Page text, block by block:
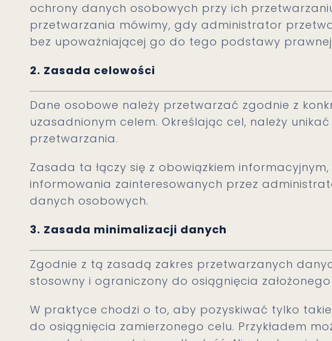
ochrony danych osobowych przy ich
przetwarzania mówimy, gdy administrator
bez upoważniającej go do tego podstawy
2. Zasada celowości
Dane osobowe należy przetwarzać zgodnie z
uzasadnionym celem. Określając cel, należy
przetwarzania.
Zasada ta łączy się z obowiązkiem
informowania zainteresowanych przez
danych osobowych.
3. Zasada minimalizacji danych
Zgodnie z tą zasadą zakres przetwarzanych
stosowny i ograniczony do osiągnięcia założonego
W praktyce chodzi o to, aby pozyskiwać tylko
do osiągnięcia zamierzonego celu. Przykładem